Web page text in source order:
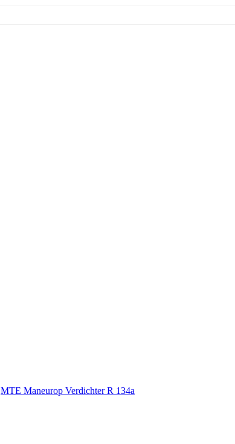
MTE Maneurop Verdichter R 134a